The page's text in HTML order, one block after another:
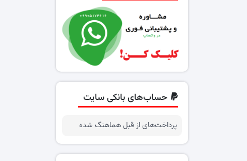
حساب‌های بانکی سایت
پرداخت‌های از قبل هماهنگ شده